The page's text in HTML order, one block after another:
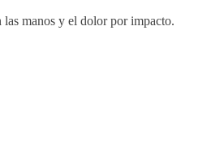
las manos y el dolor por impacto.